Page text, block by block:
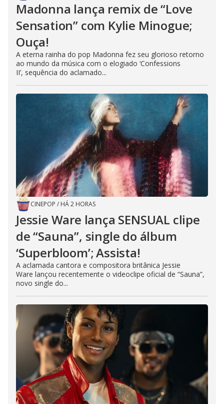
Madonna lança remix de “Love
Sensation” com Kylie Minogue;
Ouça!
A eterna rainha do pop Madonna fez seu glorioso retorno
ao mundo da música com o elogiado ‘Confessions
II’, sequência do aclamado...
CINEPOP / HÁ 2 HORAS
Jessie Ware lança SENSUAL clipe
de “Sauna”, single do álbum
‘Superbloom’; Assista!
A aclamada cantora e compositora britânica Jessie
Ware lançou recentemente o videoclipe oficial de “Sauna”,
novo single do...